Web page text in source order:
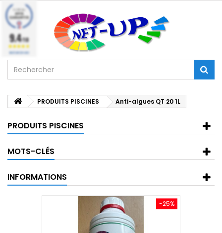
PRODUITS PISCINES Anti-algues QT 20 1L
PRODUITS PISCINES
MOTS-CLÉS
INFORMATIONS
-25%
9.4/10